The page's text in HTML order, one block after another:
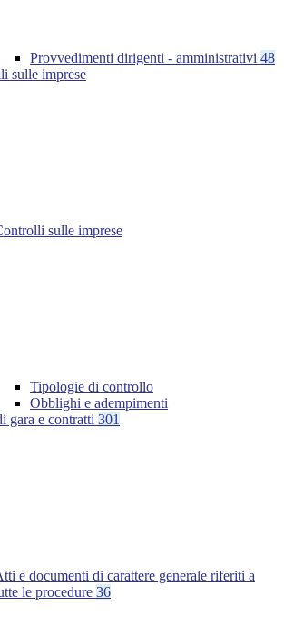
Provvedimenti dirigenti - amministrativi 48
sulle imprese
sulle imprese
Tipologie di controllo
Obblighi e adempimenti
gara e contratti 301
e documenti di carattere generale riferiti a
le procedure 36